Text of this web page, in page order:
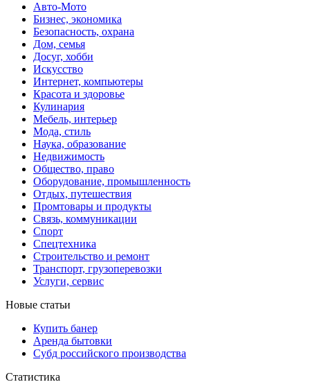
Авто-Мото
Бизнес, экономика
Безопасность, охрана
Дом, семья
Досуг, хобби
Искусство
Интернет, компьютеры
Красота и здоровье
Кулинария
Мебель, интерьер
Мода, стиль
Наука, образование
Недвижимость
Общество, право
Оборудование, промышленность
Отдых, путешествия
Промтовары и продукты
Связь, коммуникации
Спорт
Спецтехника
Строительство и ремонт
Транспорт, грузоперевозки
Услуги, сервис
Новые статьи
Купить банер
Аренда бытовки
Субд российского производства
Статистика